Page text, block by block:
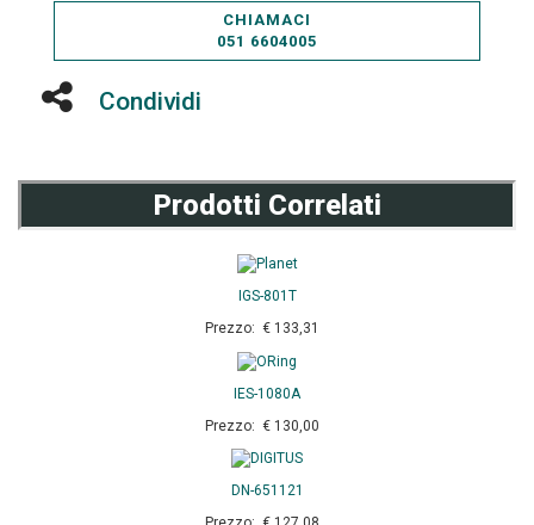
CHIAMACI
051 6604005
Condividi
Prodotti Correlati
IGS-801T
Prezzo: € 133,31
IES-1080A
Prezzo: € 130,00
DN-651121